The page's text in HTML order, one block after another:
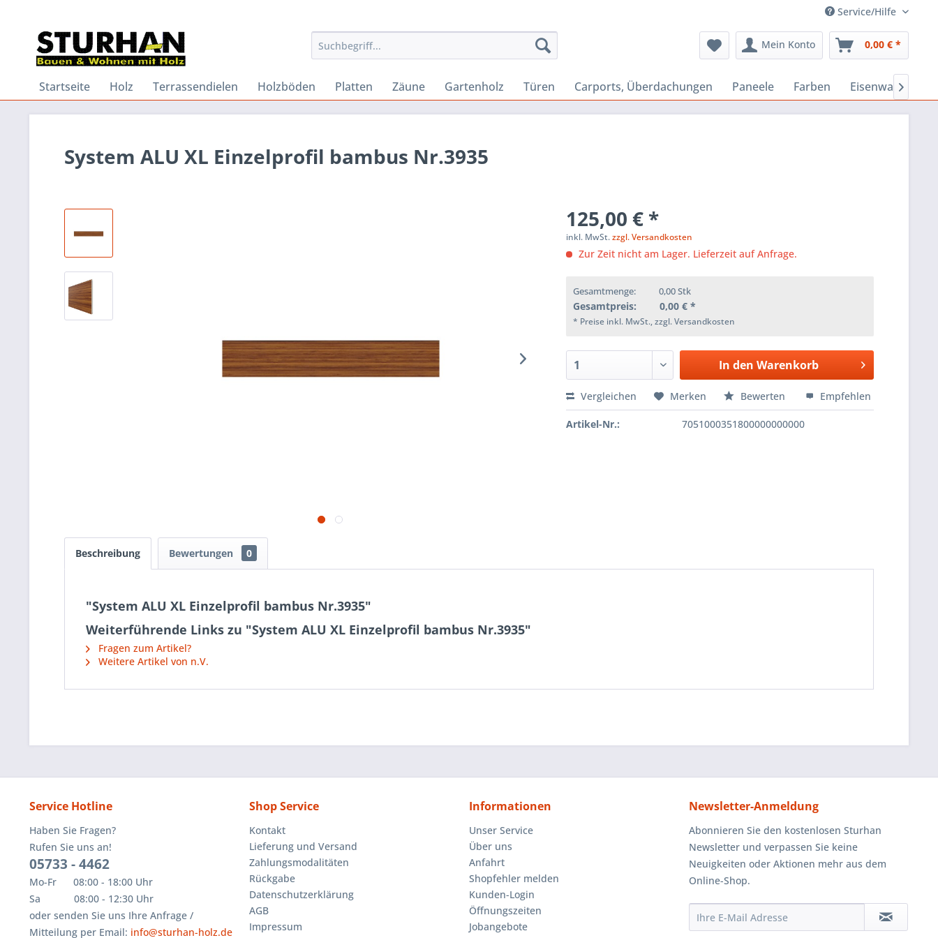
Service/Hilfe
Mein Konto 0,00 € *
Startseite Holz Terrassendielen Holzböden Platten Zäune Gartenholz Türen Carports, Überdachungen Paneele Farben Eisenwaren

System ALU XL Einzelprofil bambus Nr.3935
125,00 € *
inkl. MwSt.zzgl. Versandkosten
Zur Zeit nicht am Lager. Lieferzeit auf Anfrage.
Gesamtmenge: 0,00Stk
Gesamtpreis: 0,00 € *
* Preise inkl. MwSt., zzgl. Versandkosten
In den Warenkorb
Vergleichen Merken Bewerten Empfehlen
Artikel-Nr.: 7051000351800000000000
Beschreibung Bewertungen 0
"System ALU XL Einzelprofil bambus Nr.3935"
Weiterführende Links zu "System ALU XL Einzelprofil bambus Nr.3935"
Fragen zum Artikel?
Weitere Artikel von n.V.
Service Hotline
Haben Sie Fragen?
Rufen Sie uns an!
05733 - 4462
Mo-Fr 08:00 - 18:00 Uhr
Sa 08:00 - 12:30 Uhr
oder senden Sie uns Ihre Anfrage /
Mitteilung per Email: info@sturhan-holz.de
Shop Service
Kontakt
Lieferung und Versand
Zahlungsmodalitäten
Rückgabe
Datenschutzerklärung
AGB
Impressum
Informationen
Unser Service
Über uns
Anfahrt
Shopfehler melden
Kunden-Login
Öffnungszeiten
Jobangebote
Newsletter-Anmeldung
Abonnieren Sie den kostenlosen Sturhan
Newsletter und verpassen Sie keine
Neuigkeiten oder Aktionen mehr aus dem
Online-Shop.